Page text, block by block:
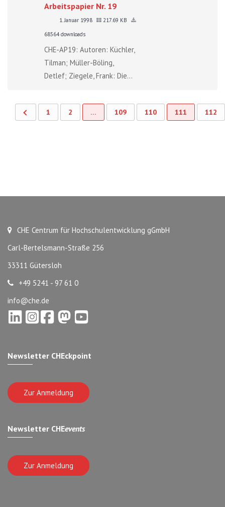
Arbeitspapier Nr. 19
1. Januar 1998
217.69 KB
68564 downloads
CHE-AP19: Autoren: Küchler,
Tilman; Müller-Böling,
Detlef; Ziegele, Frank: Die...
1 2 … 109 110 111 112
CHE Centrum für Hochschulentwicklung gGmbH
Carl-Bertelsmann-Straße 256
33311 Gütersloh
+49 5241 - 97 61 0
info@che.de
Newsletter CHEckpoint
Zur Anmeldung
Newsletter CHEevents
Zur Anmeldung